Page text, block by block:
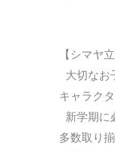
【シマヤ
大切なお
キャラク
新学期に
多数取り